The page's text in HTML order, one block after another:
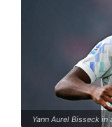
Yann Aurel Bisseck